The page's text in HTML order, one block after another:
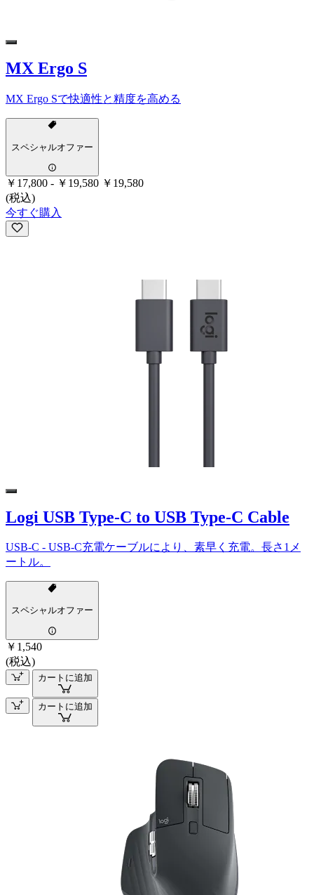
MX Ergo S
MX Ergo Sで快適性と精度を高める
スペシャルオファー
￥17,800 - ￥19,580 ￥19,580
(税込)
今すぐ購入
Logi USB Type-C to USB Type-C Cable
USB-C - USB-C充電ケーブルにより、素早く充電。長さ1メ
ートル。
スペシャルオファー
￥1,540
(税込)
カートに追加
カートに追加